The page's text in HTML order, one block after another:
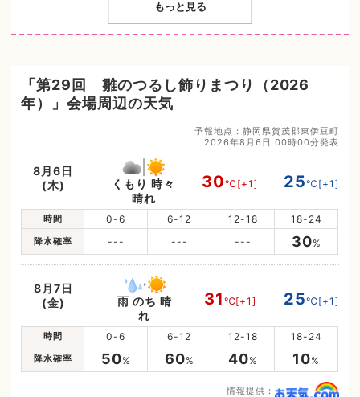
もっと見る
「第29回 雛のつるし飾りまつり（2026
年）」会場周辺の天気
予報地点：静岡県賀茂郡東伊豆町
2026年8月6日 00時00分発表
8月6日
(木)
くもり 時々
晴れ
30℃[+1] 25℃[+1]
時間 0-6 6-12 12-18 18-24
降水確率 --- --- --- 30%
8月7日
(金)
雨 のち 晴
れ
31 ℃[+1] 25℃[+1]
時間 0-6 6-12 12-18 18-24
降水確率 50% 60% 40% 10%
情報提供：